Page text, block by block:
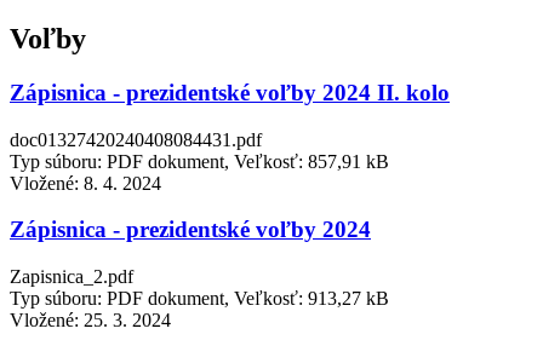
Voľby
Zápisnica - prezidentské voľby 2024 II. kolo
doc01327420240408084431.pdf
Typ súboru: PDF dokument, Veľkosť: 857,91 kB
Vložené: 8. 4. 2024
Zápisnica - prezidentské voľby 2024
Zapisnica_2.pdf
Typ súboru: PDF dokument, Veľkosť: 913,27 kB
Vložené: 25. 3. 2024